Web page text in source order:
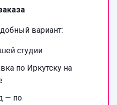
вариант:
студии
по Иркутску на
— по